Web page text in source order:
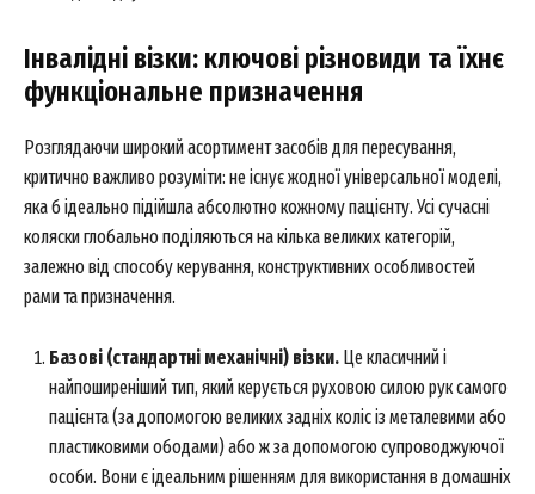
Інвалідні візки: ключові різновиди та їхнє
функціональне призначення
Розглядаючи широкий асортимент засобів для пересування,
критично важливо розуміти: не існує жодної універсальної моделі,
яка б ідеально підійшла абсолютно кожному пацієнту. Усі сучасні
коляски глобально поділяються на кілька великих категорій,
залежно від способу керування, конструктивних особливостей
рами та призначення.
Базові (стандартні механічні) візки. Це класичний і
найпоширеніший тип, який керується руховою силою рук самого
пацієнта (за допомогою великих задніх коліс із металевими або
пластиковими ободами) або ж за допомогою супроводжуючої
особи. Вони є ідеальним рішенням для використання в домашніх